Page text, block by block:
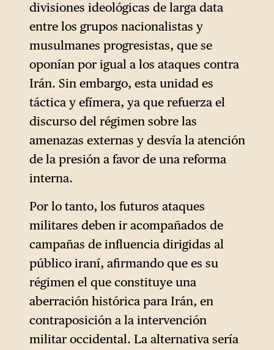
ingenua en la eficacia
«automática» del cambio de
régimen, busca desarrollar
tácticas para prevenir el caos
que podría seguir al colapso
provocado del régimen.
divisiones ideológicas de larga data
entre los grupos nacionalistas y
musulmanes progresistas, que se
oponían por igual a los ataques contra
Irán. Sin embargo, esta unidad es
táctica y efímera, ya que refuerza el
discurso del régimen sobre las
amenazas externas y desvía la atención
de la presión a favor de una reforma
interna.
Por lo tanto, los futuros ataques
militares deben ir acompañados de
campañas de influencia dirigidas al
público iraní, afirmando que es su
régimen el que constituye una
aberración histórica para Irán, en
contraposición a la intervención
militar occidental. La alternativa sería